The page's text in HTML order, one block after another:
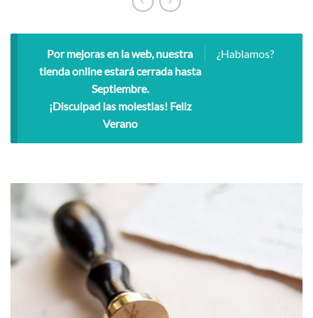
¿Hablamos?
Por mejoras en la web, nuestra
tienda online estará cerrada hasta
Septiembre.
¡Disculpad las molestias! Feliz
Verano